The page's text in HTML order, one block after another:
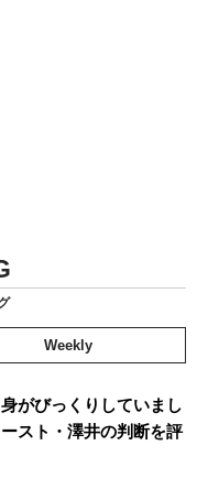
Weekly
がびっくりしていまし
スト・澤井の判断を評